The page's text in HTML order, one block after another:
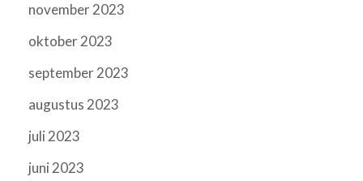
november 2023
oktober 2023
september 2023
augustus 2023
juli 2023
juni 2023